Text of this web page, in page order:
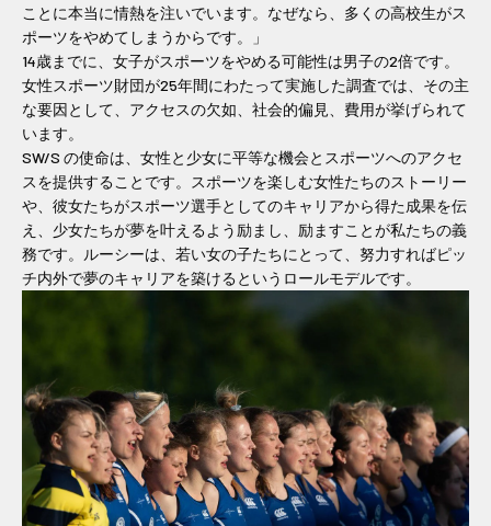
ことに本当に情熱を注いでいます。なぜなら、多くの高校生がス
ポーツをやめてしまうからです。」
14歳までに、女子がスポーツをやめる可能性は男子の2倍です。
女性スポーツ財団が25年間にわたって実施した調査では、その主
な要因として、アクセスの欠如、社会的偏見、費用が挙げられて
います。
SW/S の使命は、女性と少女に平等な機会とスポーツへのアクセ
スを提供することです。スポーツを楽しむ女性たちのストーリー
や、彼女たちがスポーツ選手としてのキャリアから得た成果を伝
え、少女たちが夢を叶えるよう励まし、励ますことが私たちの義
務です。ルーシーは、若い女の子たちにとって、努力すればピッ
チ内外で夢のキャリアを築けるというロールモデルです。